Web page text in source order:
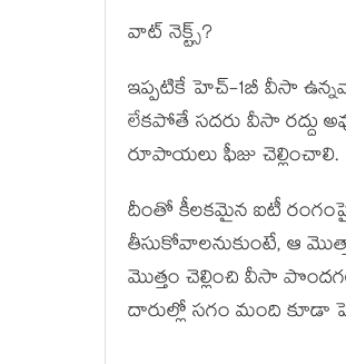
వాట్ నెక్ట్స్?
ఇప్పటికే హెచ్-1బీ వీసా
లేకపోతే సదరు వీసా రద్దు
రూపాయలు ఫీజు చెల్లించాలి.
దీంతో కీలకమైన ఐటీ రంగంపై
తీసుకోవాలనుకుంటే, ఆ
మొత్తం చెల్లించి వీసా
దారుల్లో సగం మంది కూడా